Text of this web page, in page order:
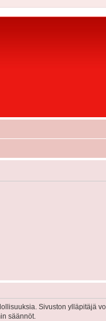
Sivuston ylläpitäjä
säännöt.